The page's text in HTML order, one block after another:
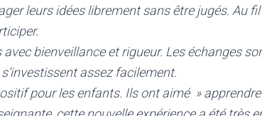
leurs idées librement sans être jugés. Au
bienveillance et rigueur. Les échanges
assez facilement.
pour les enfants. Ils ont aimé »